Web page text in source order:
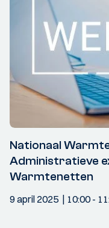
Nationaal
Administratieve
Warmtenetten
9 april 2025 10:00-